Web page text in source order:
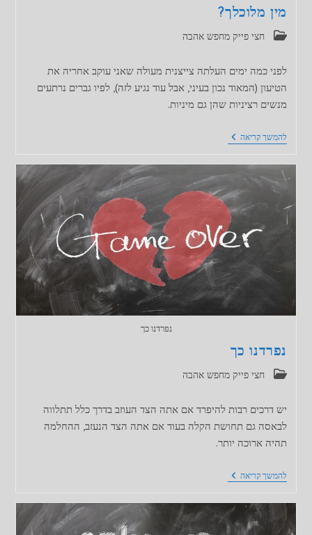
מין מלוכלך?
קטגוריה:חצי פייק מחפש אהבה
לפני כמה ימים העלתה צייצנית מעולה שאני עוקב אחריה את
הטיעון (המאוד נכון בעיני, אבל עוד נגיע לזה), לפיו גברים נרתעים
מנשים רציניות שהן גם מיניות.
להמשך קריאהמין
מלוכלך?
נפרדנו כך
נפרדנו כך
קטגוריה:חצי פייק מחפש אהבה
יש דרכים רבות להיפרד אם אתה הצד העוזב בדרך כלל תתלווה
לבאסה גם תחושת הקלה בעוד אם אתה הצד הנעזב, ההחלמה
תהיה ארוכה יותר.
להמשך קריאהנפרדנו